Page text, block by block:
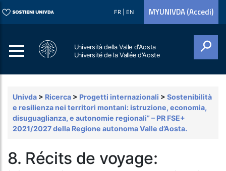
FR EN MYUNIVDA (Accedi)
Università della Valle d'Aosta
Université de la Vallée d'Aoste
Univda > Ricerca > Progetti internazionali > Sostenibilità
e resilienza nei territori montani: istruzione, economia,
disuguaglianza, e autonomie regionali” – PR FSE+
2021/2027 della Regione autonoma Valle d’Aosta.
8. Récits de voyage: